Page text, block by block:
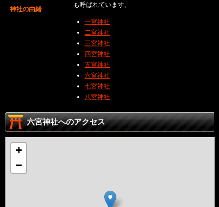
神社の由緒
も呼ばれています。
一宮神社
二宮神社
三宮神社
四宮神社
五宮神社
六宮神社
七宮神社
八宮神社
六宮神社へのアクセス
+
−